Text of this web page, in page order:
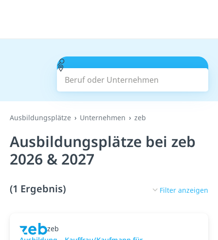
Beruf oder Unternehmen
Suchen
Ausbildungsplätze Unternehmen zeb
Ausbildungsplätze bei zeb
2026 & 2027
(1 Ergebnis) Filter anzeigen
zeb